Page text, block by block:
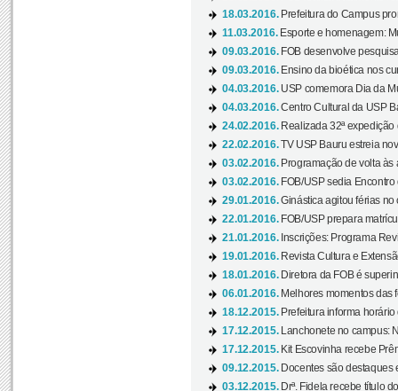
18.03.2016. Prefeitura do Campus
11.03.2016. Esporte e homenagem:
09.03.2016. FOB desenvolve
09.03.2016. Ensino da bioética nos
04.03.2016. USP comemora Dia da
04.03.2016.Centro Cultural da USP
24.02.2016. Realizada 32ª
22.02.2016.TV USP Bauru estreia
03.02.2016. Programação de volta às
03.02.2016. FOB/USP sedia
29.01.2016.Ginástica agitou férias no
22.01.2016. FOB/USP prepara
21.01.2016. Inscrições: Programa
19.01.2016. Revista Cultura e
18.01.2016. Diretora da FOB é
06.01.2016. Melhores momentos das
18.12.2015. Prefeitura informa
17.12.2015.
Lanchonete no campus:
17.12.2015. Kit Escovinha recebe
09.12.2015. Docentes são destaques
03.12.2015. Drª. Fidela recebe título